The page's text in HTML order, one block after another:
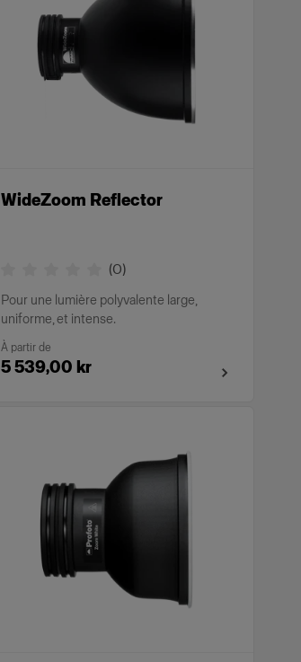
WideZoom Reflector
(0)
Pour une lumière polyvalente large,
uniforme, et intense.
À partir de
5 539,00 kr